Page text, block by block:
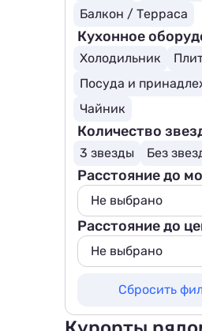
Балкон / Терраса
Кухонное
Холодильник
Посуда и
Чайник
Количество
3 звезды Без
Расстояние до
Не выбрано
Не выбрано
50 м
200 м
500 м
Расстояние до
Не выбрано
1000 м
Сбросить